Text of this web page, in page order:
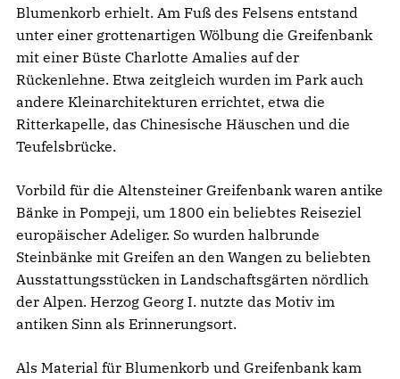
Blumenkorb erhielt. Am Fuß des Felsens entstand
unter einer grottenartigen Wölbung die Greifenbank
mit einer Büste Charlotte Amalies auf der
Rückenlehne. Etwa zeitgleich wurden im Park auch
andere Kleinarchitekturen errichtet, etwa die
Ritterkapelle, das Chinesische Häuschen und die
Teufelsbrücke.
Vorbild für die Altensteiner Greifenbank waren antike
Bänke in Pompeji, um 1800 ein beliebtes Reiseziel
europäischer Adeliger. So wurden halbrunde
Steinbänke mit Greifen an den Wangen zu beliebten
Ausstattungsstücken in Landschaftsgärten nördlich
der Alpen. Herzog Georg I. nutzte das Motiv im
antiken Sinn als Erinnerungsort.
Als Material für Blumenkorb und Greifenbank kam